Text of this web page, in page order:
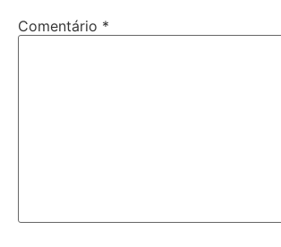
Comentário *